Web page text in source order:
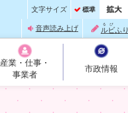
文字サイズ
音声読み上げ ルビ
るび
ふり
産業・仕事・
事業者
市政情報